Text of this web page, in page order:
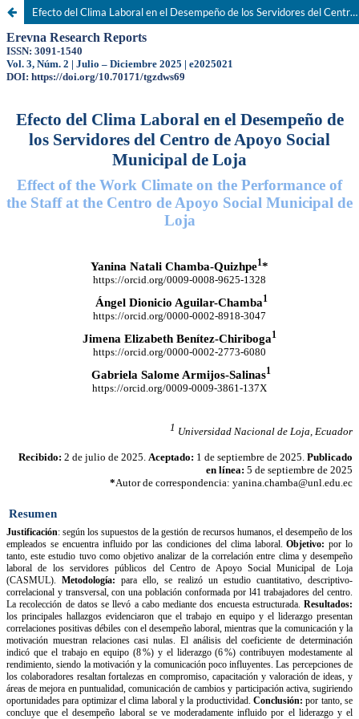
Efecto del Clima Laboral en el Desempeño de los Servidores del Centro de Apoyo Social Municipal de Loja